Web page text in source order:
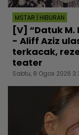
MSTAR | HIBURAN
[V] “Datuk
- Aliff Aziz
terkacak,
teater
Sabtu, 8 Ogos 2026